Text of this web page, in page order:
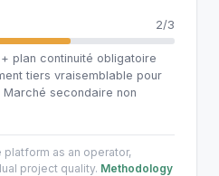
2/3
plan continuité obligatoire
tiers vraisemblable pour
secondaire non
as an operator,
project quality. Methodology